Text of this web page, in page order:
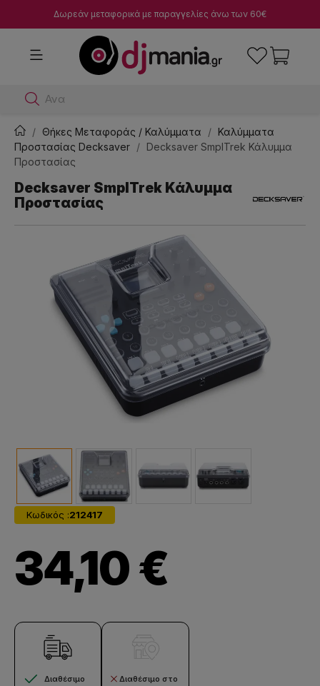
Δωρεάν μεταφορικά με παραγγελίες άνω των 60€
Αναζήτησε d
Θήκες Μεταφοράς / Καλύμματα
Καλύμματα
Προστασίας Decksaver
Decksaver SmplTrek Κάλυμμα
Προστασίας
Decksaver SmplTrek Κάλυμμα
Προστασίας
Κωδικός :212417
34,10 €
Διαθέσιμο
Διαθέσιμο στο